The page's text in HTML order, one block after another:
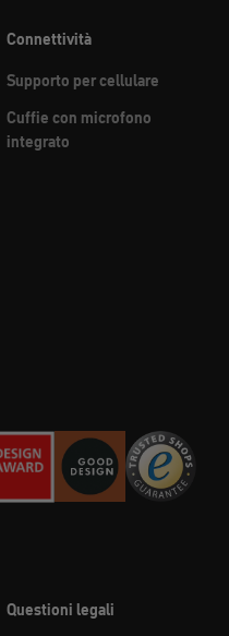
Connettività
Supporto per cellulare
Cuffie con microfono
integrato
Questioni legali